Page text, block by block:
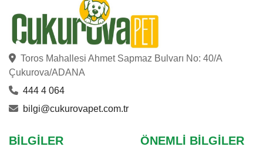
Toros Mahallesi Ahmet Sapmaz Bulvarı No: 40/A
Çukurova/ADANA
444 4 064
bilgi@cukurovapet.com.tr
BILGILER ÖNEMLI BILGILER